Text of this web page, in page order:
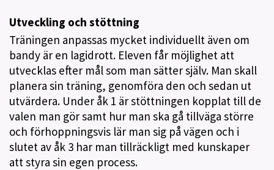
Utveckling och stöttning
Träningen anpassas mycket individuellt även om
bandy är en lagidrott. Eleven får möjlighet att
utvecklas efter mål som man sätter själv. Man skall
planera sin träning, genomföra den och sedan ut
utvärdera. Under åk 1 är stöttningen kopplat till de
valen man gör samt hur man ska gå tillväga större
och förhoppningsvis lär man sig på vägen och i
slutet av åk 3 har man tillräckligt med kunskaper
att styra sin egen process.